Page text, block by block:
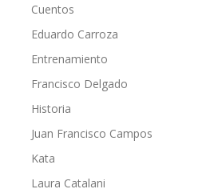
Cuentos
Eduardo Carroza
Entrenamiento
Francisco Delgado
Historia
Juan Francisco Campos
Kata
Laura Catalani